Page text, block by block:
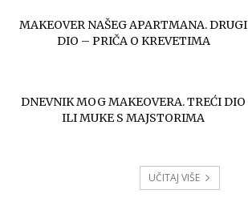
MAKEOVER NAŠEG APARTMANA. DRUGI
DIO – PRIČA O KREVETIMA
DNEVNIK MOG MAKEOVERA. TREĆI DIO
ILI MUKE S MAJSTORIMA
UČITAJ VIŠE